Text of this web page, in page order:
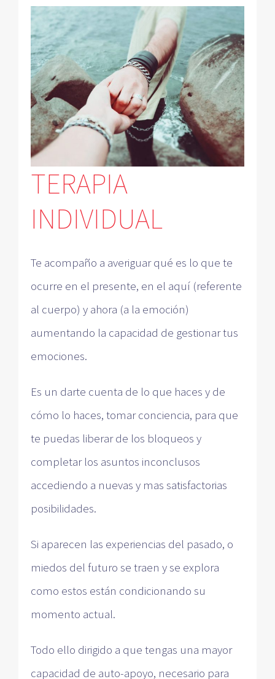
TERAPIA
INDIVIDUAL
Te acompaño a averiguar qué es lo que te
ocurre en el presente, en el aquí (referente
al cuerpo) y ahora (a la emoción)
aumentando la capacidad de gestionar tus
emociones.
Es un darte cuenta de lo que haces y de
cómo lo haces, tomar conciencia, para que
te puedas liberar de los bloqueos y
completar los asuntos inconclusos
accediendo a nuevas y mas satisfactorias
posibilidades.
Si aparecen las experiencias del pasado, o
miedos del futuro se traen y se explora
como estos están condicionando su
momento actual.
Todo ello dirigido a que tengas una mayor
capacidad de auto-apoyo, necesario para